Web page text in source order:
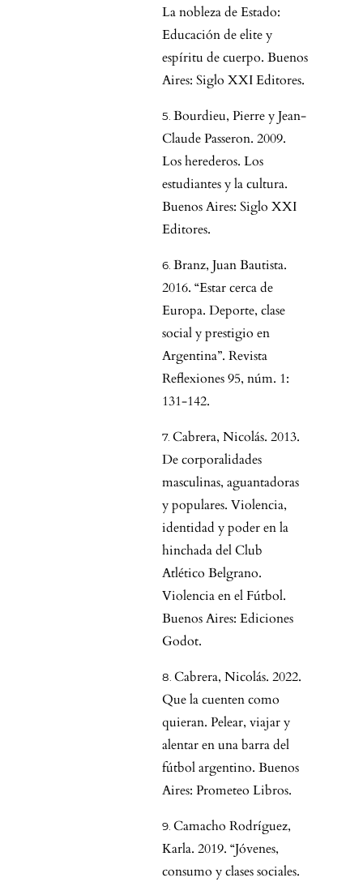
La nobleza de Estado:
Educación de elite y
espíritu de cuerpo. Buenos
Aires: Siglo XXI Editores.
Bourdieu, Pierre y Jean-
Claude Passeron. 2009.
Los herederos. Los
estudiantes y la cultura.
Buenos Aires: Siglo XXI
Editores.
Branz, Juan Bautista.
2016. “Estar cerca de
Europa. Deporte, clase
social y prestigio en
Argentina”. Revista
Reflexiones 95, núm. 1:
131-142.
Cabrera, Nicolás. 2013.
De corporalidades
masculinas, aguantadoras
y populares. Violencia,
identidad y poder en la
hinchada del Club
Atlético Belgrano.
Violencia en el Fútbol.
Buenos Aires: Ediciones
Godot.
Cabrera, Nicolás. 2022.
Que la cuenten como
quieran. Pelear, viajar y
alentar en una barra del
fútbol argentino. Buenos
Aires: Prometeo Libros.
Camacho Rodríguez,
Karla. 2019. “Jóvenes,
consumo y clases sociales.